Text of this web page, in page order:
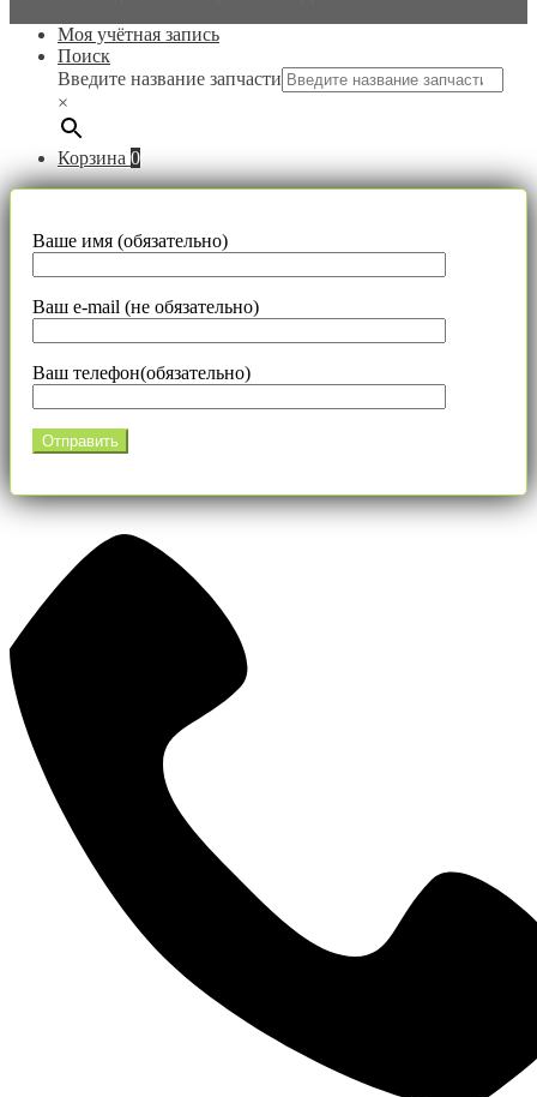
Моя учётная запись
Поиск
Введите название запчасти
×
Корзина 0
Ваше имя (обязательно)
Ваш e-mail (не обязательно)
Ваш телефон(обязательно)